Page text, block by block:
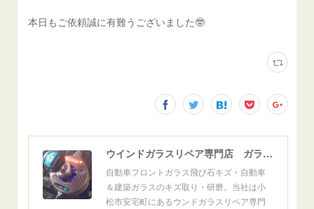
本日もご依頼誠に有難うございました🤓
ウインドガラスリペア専門店 ガラスリペア・ヨシダ グラスウェルドジャパン 正規施工店 小松市
自動車フロントガラス飛び石キズ・自動車
＆建築ガラスのキズ取り・研磨。当社は小
松市安宅町にあるウンドガラスリペア専門